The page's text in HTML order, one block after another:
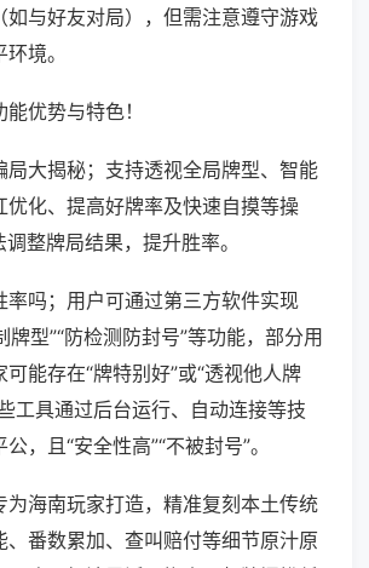
如与好友对局），但需注意遵守游戏
境。
优势与特色！
局大揭秘；支持透视全局牌型、智能
优化、提高好牌率及快速自摸等操
整牌局结果，提升胜率。
率吗；用户可通过第三方软件实现
牌型”“防检测防封号”等功能，部分用
能存在“牌特别好”或“透视他人牌
工具通过后台运行、自动连接等技
，且“安全性高”“不被封号”。
为海南玩家打造，精准复刻本土传统
、番数累加、查叫赔付等细节原汁原